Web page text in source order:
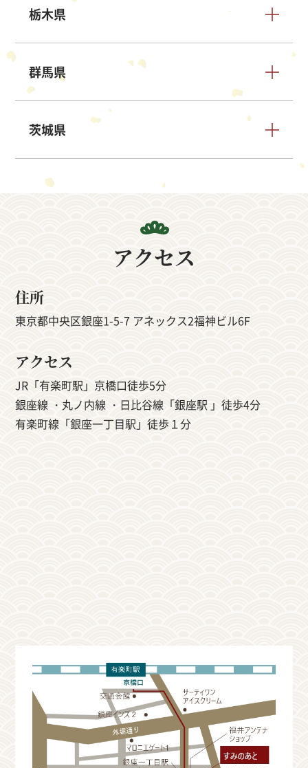
栃木県
群馬県
茨城県
アクセス
住所
東京都中央区銀座1-5-7 アネックス2福神ビル6F
アクセス
JR「有楽町駅」京橋口徒歩5分
銀座線 ・丸ノ内線 ・日比谷線「銀座駅 」徒歩4分
有楽町線「銀座一丁目駅」徒歩１分